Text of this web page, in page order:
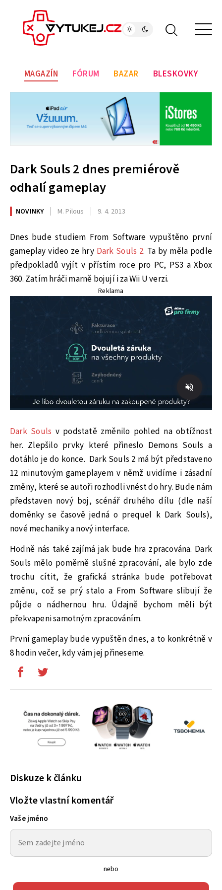
MAGAZÍN FÓRUM BAZAR BLESKOVKY
Dark Souls 2 dnes premiérově
odhalí gameplay
NOVINKY M. Pilous 9. 4. 2013
Dnes bude studiem From Software vypuštěno první
gameplay video ze hry Dark Souls 2. Ta by měla podle
předpokladů vyjít v přístím roce pro PC, PS3 a Xbox
360. Zatím hráči marně bojují i za Wii U verzi.
Reklama
Dark Souls v podstatě změnilo pohled na obtížnost
her. Zlepšilo prvky které přineslo Demons Souls a
dotáhlo je do konce. Dark Souls 2 má být představeno
12 minutovým gameplayem v němž uvidíme i zásadní
změny, které se autoři rozhodli vnést do hry. Bude nám
představen nový boj, scénář druhého dílu (dle naší
doměnky se časově jedná o prequel k Dark Souls),
nové mechaniky a nový interface.
Hodně nás také zajímá jak bude hra zpracována. Dark
Souls mělo poměrně slušné zpracování, ale bylo zde
trochu cítit, že grafická stránka bude potřebovat
změnu, což se prý stalo a From Software slibují že
půjde o nádhernou hru. Údajně bychom měli být
překvapeni samotným zpracováním.
První gameplay bude vypuštěn dnes, a to konkrétně v
8 hodin večer, kdy vám jej přineseme.
Diskuze k článku
Vložte vlastní komentář
Vaše jméno
nebo